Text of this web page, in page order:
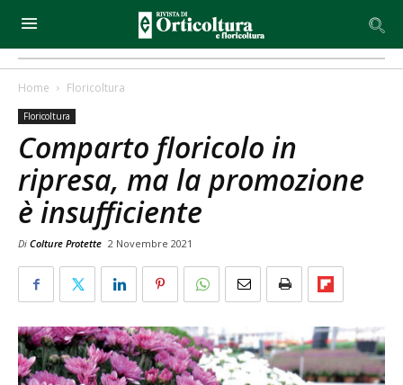
Home Floricoltura
Floricoltura
Comparto floricolo in
ripresa, ma la promozione
è insufficiente
Di Colture Protette 2 Novembre 2021